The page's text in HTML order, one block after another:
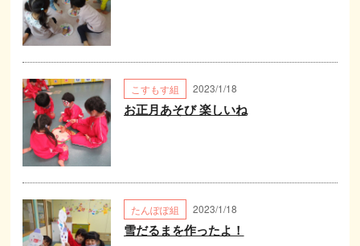
こすもす組 2023/1/18
お正月あそび 楽しいね
たんぽぽ組 2023/1/18
雪だるまを作ったよ！